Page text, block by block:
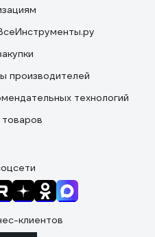
производителей
технологий
товаров
клиентов